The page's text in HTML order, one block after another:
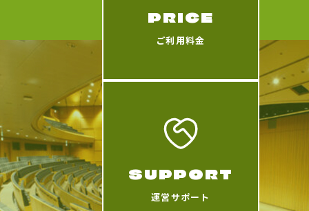
PRICE
ご利用料金
SUPPORT
運営サポート